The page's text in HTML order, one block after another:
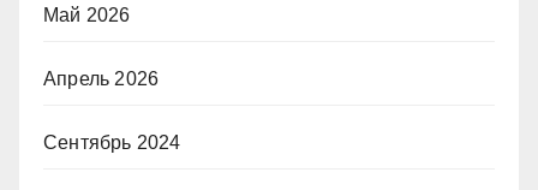
Май 2026
Апрель 2026
Сентябрь 2024